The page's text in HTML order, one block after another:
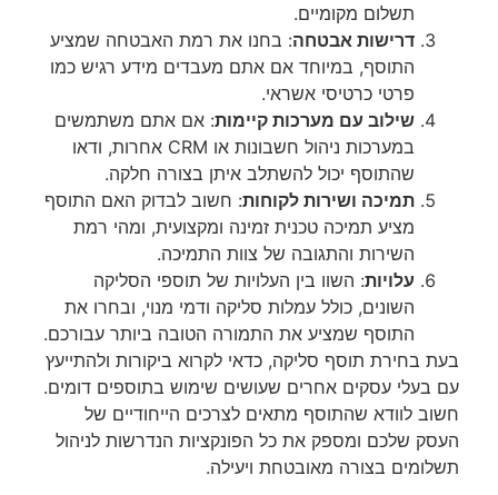
תשלום מקומיים.
דרישות אבטחה: בחנו את רמת האבטחה שמציע
התוסף, במיוחד אם אתם מעבדים מידע רגיש כמו
פרטי כרטיסי אשראי.
שילוב עם מערכות קיימות: אם אתם משתמשים
במערכות ניהול חשבונות או CRM אחרות, ודאו
שהתוסף יכול להשתלב איתן בצורה חלקה.
תמיכה ושירות לקוחות: חשוב לבדוק האם התוסף
מציע תמיכה טכנית זמינה ומקצועית, ומהי רמת
השירות והתגובה של צוות התמיכה.
עלויות: השוו בין העלויות של תוספי הסליקה
השונים, כולל עמלות סליקה ודמי מנוי, ובחרו את
התוסף שמציע את התמורה הטובה ביותר עבורכם.
בעת בחירת תוסף סליקה, כדאי לקרוא ביקורות ולהתייעץ
עם בעלי עסקים אחרים שעושים שימוש בתוספים דומים.
חשוב לוודא שהתוסף מתאים לצרכים הייחודיים של
העסק שלכם ומספק את כל הפונקציות הנדרשות לניהול
תשלומים בצורה מאובטחת ויעילה.